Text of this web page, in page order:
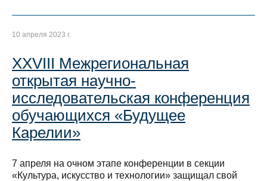
10 апреля 2023 г.
XXVIII Межрегиональная
открытая научно-
исследовательская конференция
обучающихся «Будущее
Карелии»
7 апреля на очном этапе конференции в секции
«Культура, искусство и технологии» защищал свой